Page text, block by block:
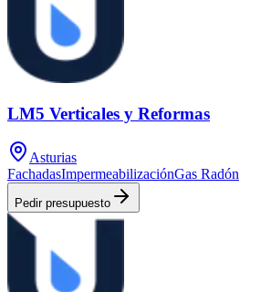
LM5 Verticales y Reformas
Asturias
FachadasImpermeabilizaciónGas Radón
Pedir presupuesto